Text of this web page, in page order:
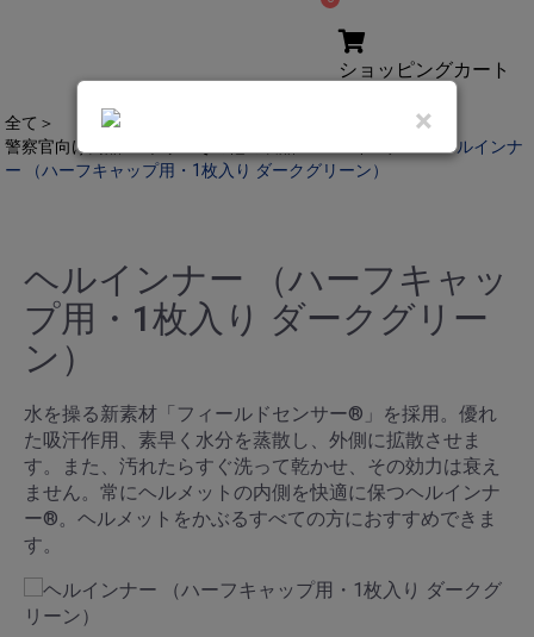
ショッピングカート
全て ＞ ×
警察官向け商品
ヘルインナ
ー （ハーフキャップ用・1枚入り ダークグリーン）
ヘルインナー （ハーフキャッ
プ用・1枚入り ダークグリー
ン）
水を操る新素材「フィールドセンサー®」を採用。優れ
た吸汗作用、素早く水分を蒸散し、外側に拡散させま
す。また、汚れたらすぐ洗って乾かせ、その効力は衰え
ません。常にヘルメットの内側を快適に保つヘルインナ
ー®。ヘルメットをかぶるすべての方におすすめできま
す。